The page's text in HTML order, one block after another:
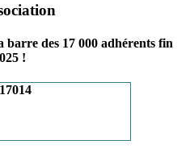
des 17 000 adhérents fin
!